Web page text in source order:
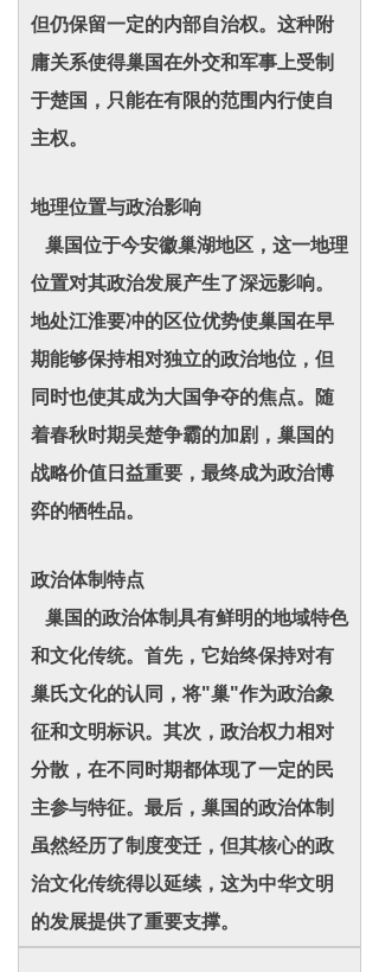
但仍保留一定的内部自治权。这种附
庸关系使得巢国在外交和军事上受制
于楚国，只能在有限的范围内行使自
主权。
地理位置与政治影响
巢国位于今安徽巢湖地区，这一地理
位置对其政治发展产生了深远影响。
地处江淮要冲的区位优势使巢国在早
期能够保持相对独立的政治地位，但
同时也使其成为大国争夺的焦点。随
着春秋时期吴楚争霸的加剧，巢国的
战略价值日益重要，最终成为政治博
弈的牺牲品。
政治体制特点
巢国的政治体制具有鲜明的地域特色
和文化传统。首先，它始终保持对有
巢氏文化的认同，将"巢"作为政治象
征和文明标识。其次，政治权力相对
分散，在不同时期都体现了一定的民
主参与特征。最后，巢国的政治体制
虽然经历了制度变迁，但其核心的政
治文化传统得以延续，这为中华文明
的发展提供了重要支撑。